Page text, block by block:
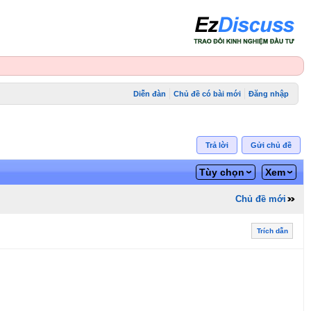
Diễn đàn Chủ đề có bài mới Đăng nhập
Gửi chủ đề
Trả lời
Tùy chọn Xem
Chủ đề mới
Trích dẫn